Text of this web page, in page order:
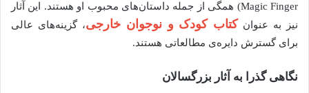
Magic Finger) همگی از جمله داستان‌های محبوب او هستند. این آثار
نیز به عنوان کتاب کودک و نوجوان خارجی، گزینه‌های عالی
برای گسترش دایره‌ی مطالعاتی هستند.
نگاهی گذرا به آثار بزرگسالان